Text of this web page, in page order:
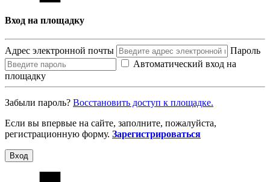
Вход на площадку
Адрес электронной почты
Пароль
Автоматический вход на
площадку
Забыли пароль? Восcтановить доступ к площадке.
Если вы впервые на сайте, заполните, пожалуйста,
регистрационную форму. Зарегистрироваться
Вход